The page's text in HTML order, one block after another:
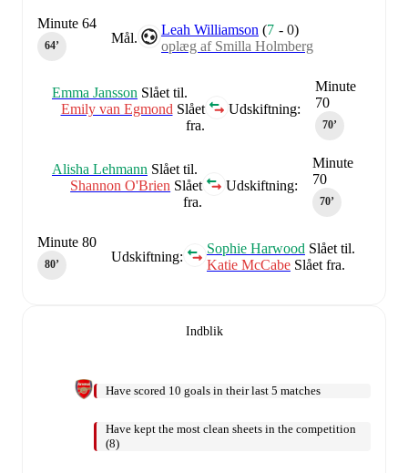
Mål.
Leah Williamson (7 -0)
oplæg af Smilla Holmberg
Minute 64
64‎’‎
Minute
70
70‎’‎
Udskiftning:
Emma Jansson Slået til.
Emily van Egmond Slået
fra.
Minute
70
70‎’‎
Udskiftning:
Alisha Lehmann Slået til.
Shannon O'Brien Slået
fra.
Udskiftning:
Sophie Harwood Slået til.
Katie McCabe Slået fra.
Minute 80
80‎’‎
Indblik
Have scored 10 goals in their last 5 matches
Have kept the most clean sheets in the competition
(8)